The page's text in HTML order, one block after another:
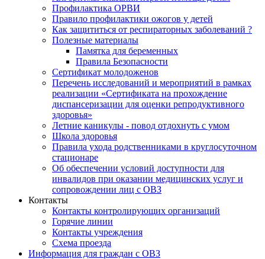
Профилактика ОРВИ
Правило профилактики ожогов у детей
Как защититься от респираторных заболеваний ?
Полезные материалы
Памятка для беременных
Правила Безопасности
Сертификат молодоженов
Перечень исследований и мероприятий в рамках
реализации «Сертификата на прохождение
диспансеризации для оценки репродуктивного
здоровья»
Летние каникулы - повод отдохнуть с умом
Школа здоровья
Правила ухода родственниками в круглосуточном
стационаре
Об обеспечении условий доступности для
инвалидов при оказании медицинских услуг и
сопровождении лиц с ОВЗ
Контакты
Контакты контролирующих организаций
Горячие линии
Контакты учреждения
Схема проезда
Информация для граждан с ОВЗ